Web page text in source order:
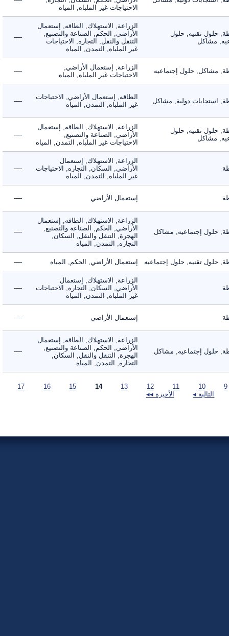
الاحتياجات غير الملباه, المياه
حلول تقنيه, حلول
مشاكل
الزراعة, الاستهلاك, الطاقه, إستعمال
الأراضي, الحكم, الصناعة والتصنيع,
التنقل والنقل, التجاره, الاحتياجات
غير الملباه, التمدن, المياه
----
مشاكل, حلول إجتماعيه
الزراعة, إستعمال الأراضي,
الاحتياجات غير الملباه, المياه
----
استجابات دولية, مشاكل
الطاقه, إستعمال الأراضي, الاحتياجات
غير الملباه, التمدن, المياه
----
حلول تقنيه, حلول
مشاكل
الزراعة, الاستهلاك, الطاقه, إستعمال
الأراضي, الصناعة والتصنيع,
الاحتياجات غير الملباه, التمدن, المياه
----
الزراعة, الاستهلاك, إستعمال
الأراضي, السكان, التجاره, الاحتياجات
غير الملباه, التمدن, المياه
----
إستعمال الأراضي ----
حلول إجتماعيه, مشاكل
الزراعة, الاستهلاك, الطاقه, إستعمال
الأراضي, الحكم, الصناعة والتصنيع,
الهجرة, التنقل والنقل, السكان,
التجاره, التمدن, المياه
----
حلول تقنيه, حلول إجتماعيه إستعمال الأراضي, الحكم, المياه ----
الزراعة, الاستهلاك, إستعمال
الأراضي, السكان, التجاره, الاحتياجات
غير الملباه, التمدن, المياه
----
إستعمال الأراضي ----
حلول إجتماعيه, مشاكل
الزراعة, الاستهلاك, الطاقه, إستعمال
الأراضي, الحكم, الصناعة والتصنيع,
الهجرة, التنقل والنقل, السكان,
التجاره, التمدن, المياه
----
التالية ◂
الأخيرة ◂◂